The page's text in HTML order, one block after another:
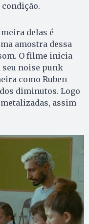
delas é
amostra dessa
O filme inicia
seu noise punk
como Ruben
diminutos. Logo
assim